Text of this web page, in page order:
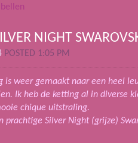
NIGHT
POSTED 1:05 PM
is weer gemaakt naar een heel
Ik heb de ketting al in diverse
chique uitstraling.
prachtige Silver Night (grijze)